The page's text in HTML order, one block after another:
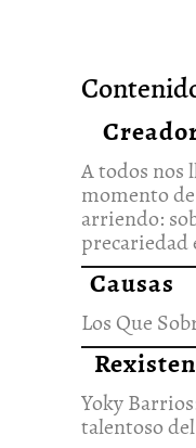
A todos nos
momento
arriendo:
precariedad
Causas
Los Que
Yoky
talentoso